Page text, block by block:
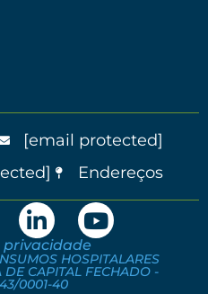
[email protected]
Endereços
privacidade
HOSPITALARES
CAPITAL FECHADO -
0001-40